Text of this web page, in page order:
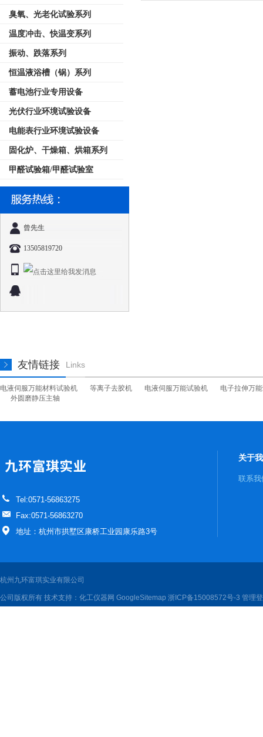
臭氧、光老化试验系列
温度冲击、快温变系列
振动、跌落系列
恒温液浴槽（锅）系列
蓄电池行业专用设备
光伏行业环境试验设备
电能表行业环境试验设备
固化炉、干燥箱、烘箱系列
甲醛试验箱/甲醛试验室
曾先生
13505819720
友情链接 Links
电液伺服万能材料试验机 等离子去胶机 电液伺服万能试验机
电子拉伸万
外圆磨静压主轴
Tel:0571-56863275
Fax:0571-56863270
地址：杭州市拱墅区康桥工业园康乐路3号
关于
联系我
杭州九环富琪实业有限公司
公司版权所有 技术支持： 化工仪器网 GoogleSitemap 浙ICP备15008572号-3 管理